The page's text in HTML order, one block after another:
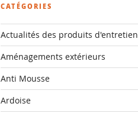
CATÉGORIES
Actualités des produits d'entretien
Aménagements extérieurs
Anti Mousse
Ardoise